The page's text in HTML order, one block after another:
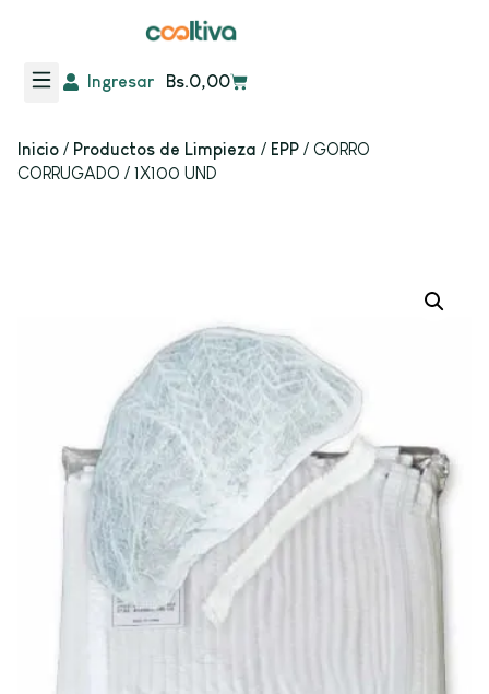
Ingresar Bs.0,00
Inicio / Productos de Limpieza / EPP / GORRO
CORRUGADO / 1X100 UND